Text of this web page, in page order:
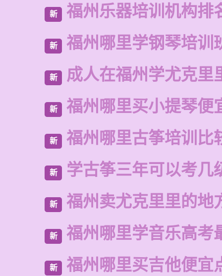
新 福州乐器培训机构排
新 福州哪里学钢琴培训
新 成人在福州学尤克里
新 福州哪里买小提琴便
新 福州哪里古筝培训比
新 学古筝三年可以考几
新 福州卖尤克里里的地
新 福州哪里学音乐高考
新 福州哪里买吉他便宜